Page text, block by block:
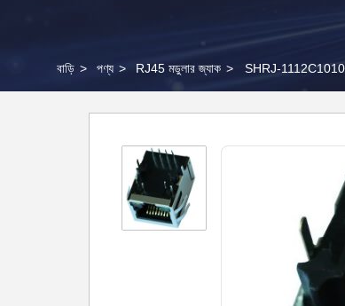
বাড়ি > পণ্য > RJ45 মডুলার জ্যাক > SHRJ-1112C1010-